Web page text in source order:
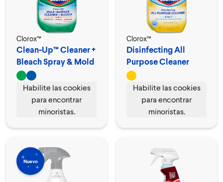
Clorox™
Clean-Up™ Cleaner +
Bleach Spray & Mold
Remover
Habilite las cookies
para encontrar
minoristas.
Clorox™
Disinfecting All
Purpose Cleaner
Spray
Habilite las cookies
para encontrar
minoristas.
Nuevo